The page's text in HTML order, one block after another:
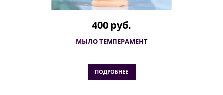
400 руб.
МЫЛО ТЕМПЕРАМЕНТ
ПОДРОБНЕЕ